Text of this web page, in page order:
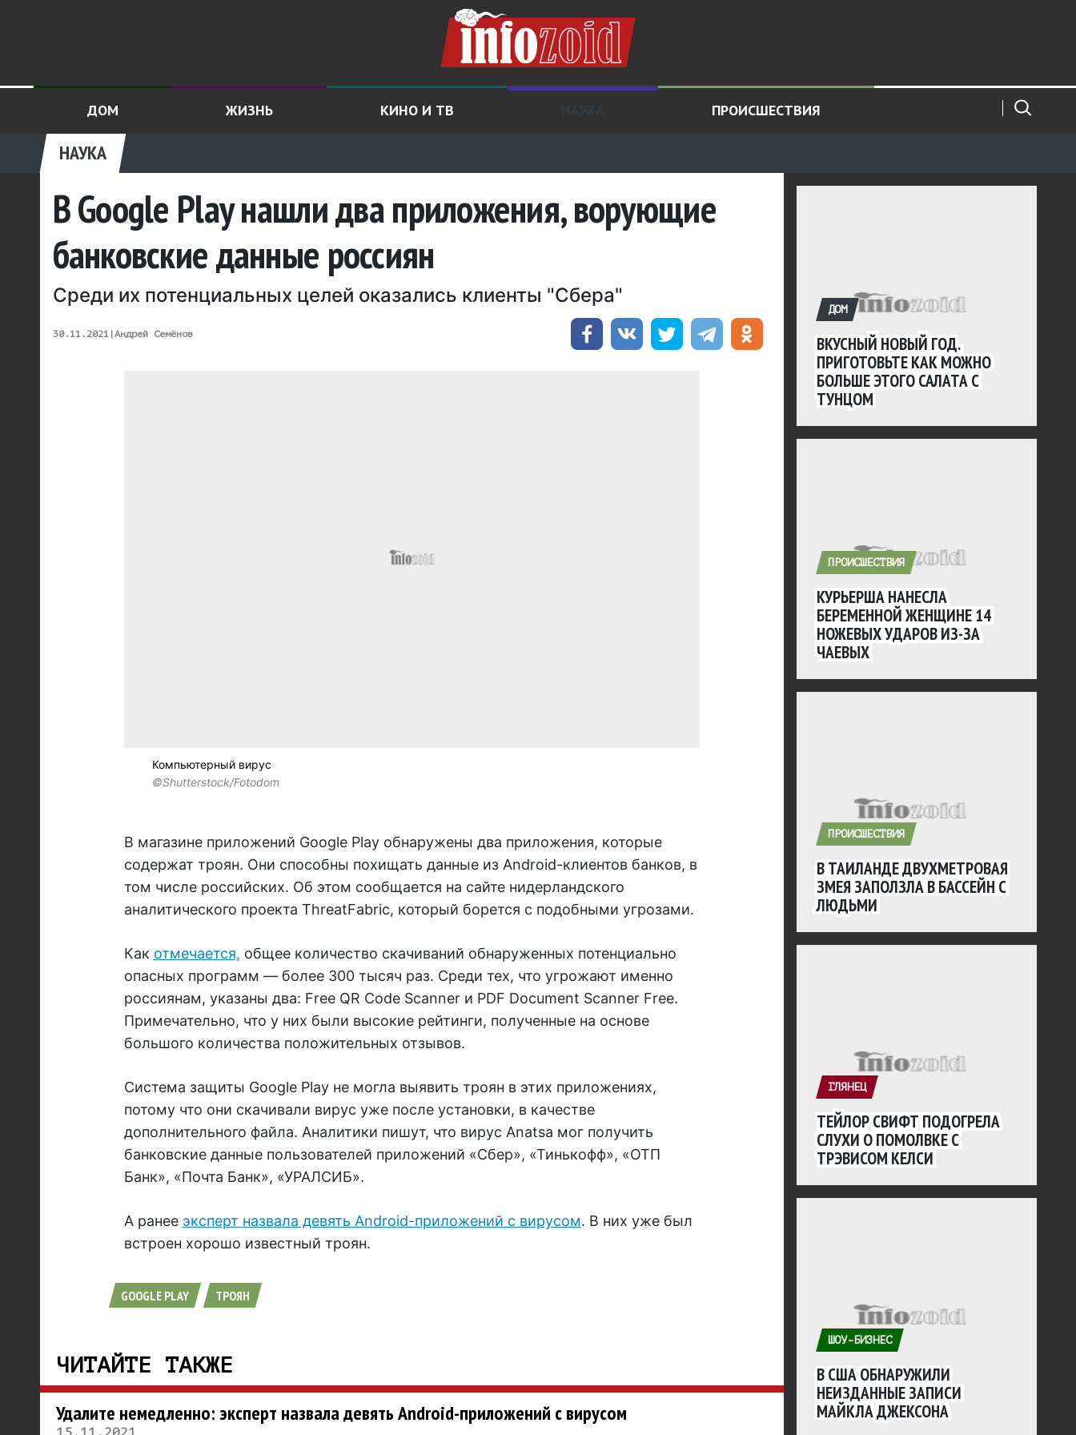
ДОМ ЖИЗНЬ КИНО И ТВ ПРОИСШЕСТВИЯ
НАУКА
В Google Play нашли два приложения, ворующие
банковские данные россиян
Среди их потенциальных целей оказались клиенты "Сбера"
30.11.2021 |Андрей Семёнов
Компьютерный вирус
©Shutterstock/Fotodom
В магазине приложений Google Play обнаружены два приложения, которые
содержат троян. Они способны похищать данные из Android-клиентов банков, в
том числе российских. Об этом сообщается на сайте нидерландского
аналитического проекта ThreatFabric, который борется с подобными угрозами.
Как отмечается, общее количество скачиваний обнаруженных потенциально
опасных программ — более 300 тысяч раз. Среди тех, что угрожают именно
россиянам, указаны два: Free QR Сode Scanner и PDF Document Scanner Free.
Примечательно, что у них были высокие рейтинги, полученные на основе
большого количества положительных отзывов.
Система защиты Google Play не могла выявить троян в этих приложениях,
потому что они скачивали вирус уже после установки, в качестве
дополнительного файла. Аналитики пишут, что вирус Anatsa мог получить
банковские данные пользователей приложений «Сбер», «Тинькофф», «ОТП
Банк», «Почта Банк», «УРАЛСИБ».
А ранее эксперт назвала девять Android-приложений с вирусом. В них уже был
встроен хорошо известный троян.
GOOGLE PLAY ТРОЯН
ЧИТАЙТЕ ТАКЖЕ
Удалите немедленно: эксперт назвала девять Android-приложений с вирусом
ДОМ
ВКУСНЫЙ НОВЫЙ ГОД.
ПРИГОТОВЬТЕ КАК МОЖНО
БОЛЬШЕ ЭТОГО САЛАТА С
ТУНЦОМ
ПРОИСШЕСТВИЯ
КУРЬЕРША НАНЕСЛА
БЕРЕМЕННОЙ ЖЕНЩИНЕ 14
НОЖЕВЫХ УДАРОВ ИЗ-ЗА
ЧАЕВЫХ
ПРОИСШЕСТВИЯ
В ТАИЛАНДЕ ДВУХМЕТРОВАЯ
ЗМЕЯ ЗАПОЛЗЛА В БАССЕЙН С
ЛЮДЬМИ
ГЛЯНЕЦ
ТЕЙЛОР СВИФТ ПОДОГРЕЛА
СЛУХИ О ПОМОЛВКЕ С
ТРЭВИСОМ КЕЛСИ
ШОУ-БИЗНЕС
В США ОБНАРУЖИЛИ
НЕИЗДАННЫЕ ЗАПИСИ
МАЙКЛА ДЖЕКСОНА